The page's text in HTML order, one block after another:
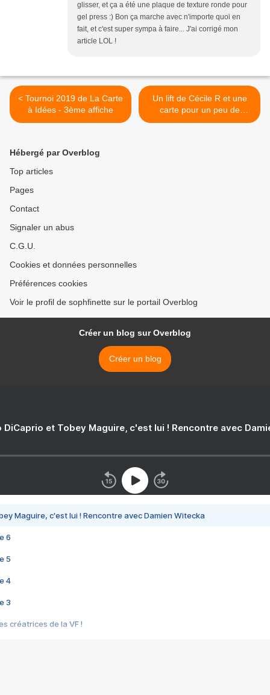
glisser, et ça a été une plaque de texture ronde pour
gel press :) Bon ça marche avec n'importe quoi en
fait, et c'est super sympa à faire... J'ai corrigé mon
article LOL !
< Tournoi 2019 de La Carte
à Idées - 3ème affiche
Un lift de Cécile R et une
carte pour un peu de
réconfort >
Hébergé par Overblog
Top articles
Pages
Contact
Signaler un abus
C.G.U.
Cookies et données personnelles
Préférences cookies
Voir le profil de sophfinette sur le portail Overblog
Créer un blog sur Overblog
Créer un blog
DiCaprio et Tobey Maguire, c'est lui ! Rencontre avec
Maguire, c'est lui ! Rencontre avec Damien Witecka
6
5
4
3
créatrices de la VF !